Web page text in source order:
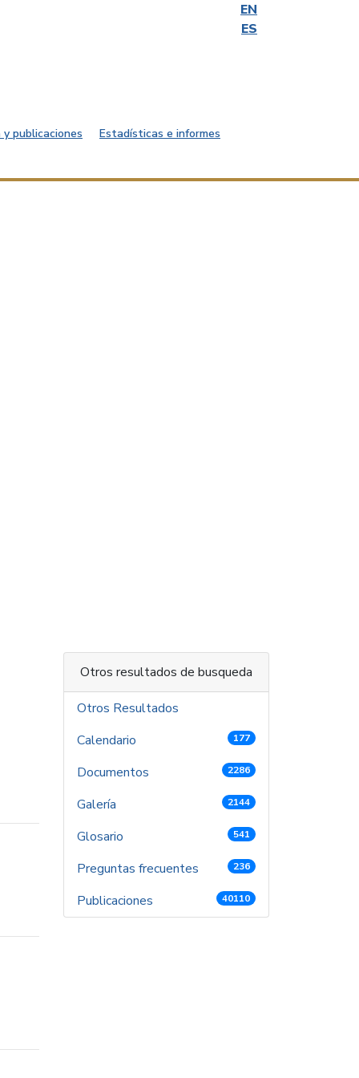
EN
ES
publicaciones Estadísticas e informes
Otros resultados de busqueda
Otros Resultados
Calendario
177
Documentos 2286
Galería 2144
Glosario 541
Preguntas frecuentes 236
Publicaciones 40110